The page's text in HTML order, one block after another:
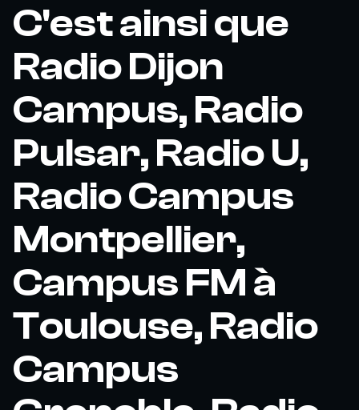
C'est ainsi que
Radio Dijon
Campus, Radio
Pulsar, Radio U,
Radio Campus
Montpellier,
Campus FM à
Toulouse, Radio
Campus